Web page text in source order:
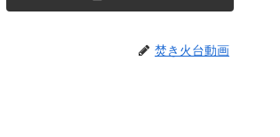
焚き火台動画